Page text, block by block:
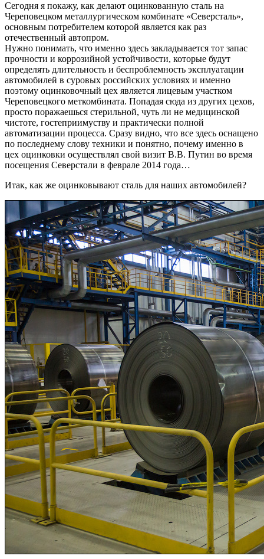
Сегодня я покажу, как делают оцинкованную сталь на
Череповецком металлургическом комбинате «Северсталь»,
основным потребителем которой является как раз
отечественный автопром.
Нужно понимать, что именно здесь закладывается тот запас
прочности и коррозийной устойчивости, которые будут
определять длительность и беспроблемность эксплуатации
автомобилей в суровых российских условиях и именно
поэтому оцинковочный цех является лицевым участком
Череповецкого меткомбината. Попадая сюда из других цехов,
просто поражаешься стерильной, чуть ли не медицинской
чистоте, гостеприимуству и практически полной
автоматизации процесса. Сразу видно, что все здесь оснащено
по последнему слову техники и понятно, почему именно в
цех оцинковки осуществлял свой визит В.В. Путин во время
посещения Северстали в феврале 2014 года…
Итак, как же оцинковывают сталь для наших автомобилей?